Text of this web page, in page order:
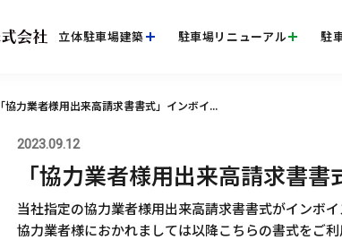
立体駐車場建築 駐車場リニューアル 駐
「協力業者様用出来高請求書書式」インボイ...
2023.09.12
「協力業者様用出来高請求書
当社指定の協力業者様用出来高請求書書式がインボイ
協力業者様におかれましては以降こちらの書式をご